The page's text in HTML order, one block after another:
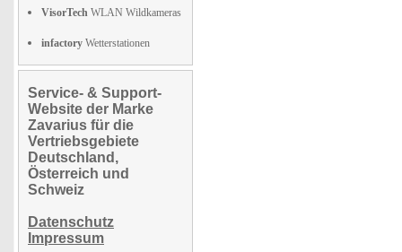
VisorTech WLAN Wildkameras
infactory Wetterstationen
Service- & Support-
Website der Marke
Zavarius für die
Vertriebsgebiete
Deutschland,
Österreich und
Schweiz
Datenschutz
Impressum